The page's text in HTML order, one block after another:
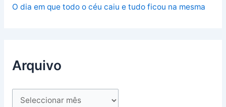
O dia em que todo o céu caiu e tudo ficou na mesma
Arquivo